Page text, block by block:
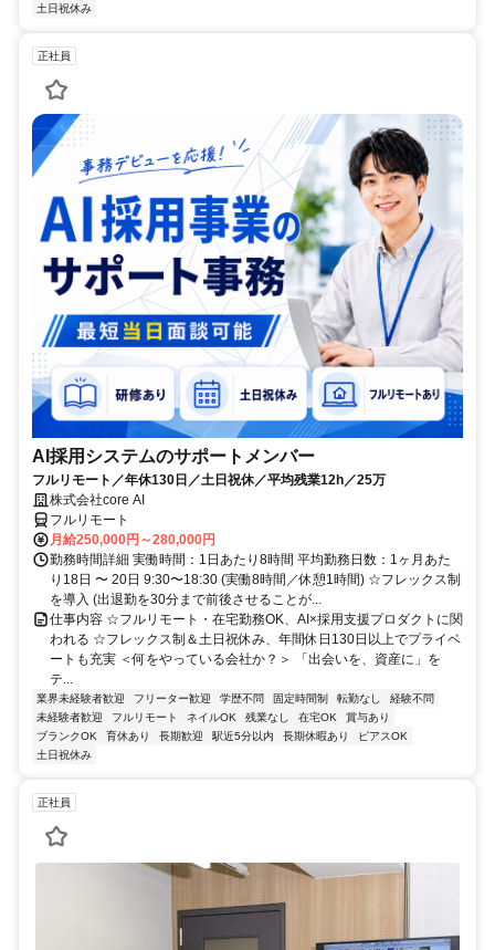
土日祝休み
正社員
AI採用システムのサポートメンバー
フルリモート／年休130日／土日祝休／平均残業12h／25万
株式会社core AI
フルリモート
月給250,000円～280,000円
勤務時間詳細 実働時間：1日あたり8時間 平均勤務日数：1ヶ月あた
り18日 〜 20日 9:30〜18:30 (実働8時間／休憩1時間) ☆フレックス制
を導入 (出退勤を30分まで前後させることが...
仕事内容 ☆フルリモート・在宅勤務OK、AI×採用支援プロダクトに関
われる ☆フレックス制＆土日祝休み、年間休日130日以上でプライベ
ートも充実 ＜何をやっている会社か？＞ 「出会いを、資産に」を
テ...
業界未経験者歓迎 フリーター歓迎 学歴不問 固定時間制 転勤なし
経験不問
未経験者歓迎
フルリモート ネイルOK 残業なし 在宅OK
賞与あり
ブランクOK
育休あり 長期歓迎 駅近5分以内 長期休暇あり
ピアスOK
土日祝休み
正社員